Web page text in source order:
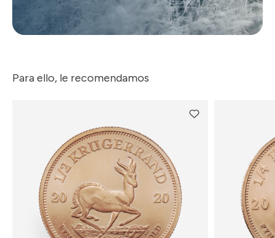
Para ello, le recomendamos